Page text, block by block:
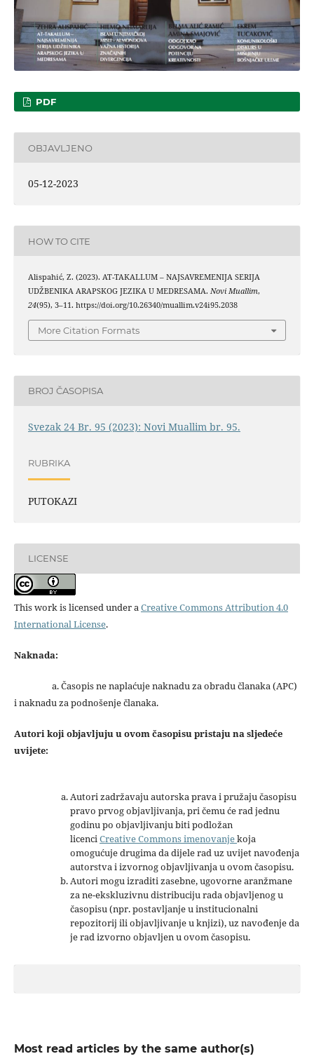
PDF
OBJAVLJENO
05-12-2023
HOW TO CITE
Alispahić, Z. (2023). AT-TAKALLUM – NAJSAVREMENIJA SERIJA
UDŽBENIKA ARAPSKOG JEZIKA U MEDRESAMA. Novi Muallim,
24(95), 3–11. https://doi.org/10.26340/muallim.v24i95.2038
More Citation Formats
BROJ ČASOPISA
Svezak 24 Br. 95 (2023): Novi Muallim br. 95.
RUBRIKA
PUTOKAZI
LICENSE
This work is licensed under aCreative Commons Attribution 4.0
International License.
Naknada:
a. Časopis ne naplaćuje naknadu za obradu članaka (APC)
i naknadu za podnošenje članaka.
Autori koji objavljuju u ovom časopisu pristaju na sljedeće
uvijete:
Autori zadržavaju autorska prava i pružaju časopisu
pravo prvog objavljivanja, pri čemu će rad jednu
godinu po objavljivanju biti podložan
licenciCreative Commons imenovanjekoja
omogućuje drugima da dijele rad uz uvijet navođenja
autorstva i izvornog objavljivanja u ovom časopisu.
Autori mogu izraditi zasebne, ugovorne aranžmane
za ne-ekskluzivnu distribuciju rada objavljenog u
časopisu (npr. postavljanje u institucionalni
repozitorij ili objavljivanje u knjizi), uz navođenje da
je rad izvorno objavljen u ovom časopisu.
Most read articles by the same author(s)